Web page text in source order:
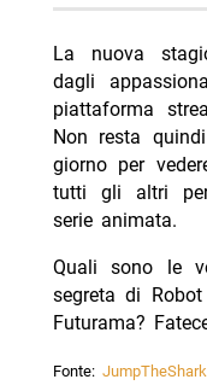
La nuova
dagli
piattaforma
Non resta
giorno per
tutti gli altri
serie animata.
Quali sono le
segreta di
Futurama?
Fonte: